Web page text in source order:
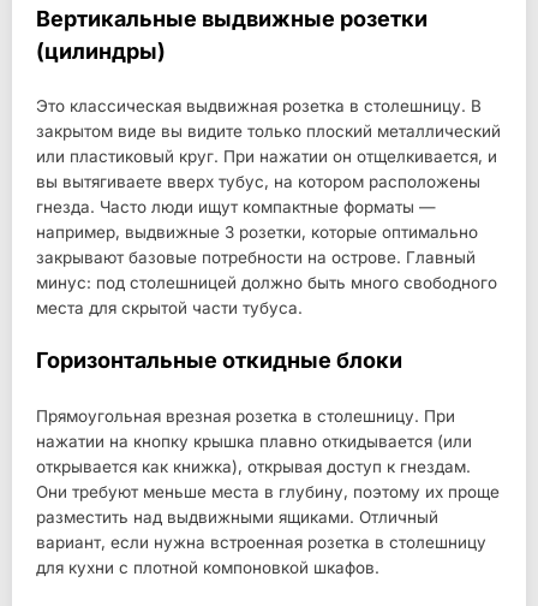
Вертикальные выдвижные розетки
(цилиндры)
Это классическая выдвижная розетка в столешницу. В
закрытом виде вы видите только плоский металлический
или пластиковый круг. При нажатии он отщелкивается, и
вы вытягиваете вверх тубус, на котором расположены
гнезда. Часто люди ищут компактные форматы —
например, выдвижные 3 розетки, которые оптимально
закрывают базовые потребности на острове. Главный
минус: под столешницей должно быть много свободного
места для скрытой части тубуса.
Горизонтальные откидные блоки
Прямоугольная врезная розетка в столешницу. При
нажатии на кнопку крышка плавно откидывается (или
открывается как книжка), открывая доступ к гнездам.
Они требуют меньше места в глубину, поэтому их проще
разместить над выдвижными ящиками. Отличный
вариант, если нужна встроенная розетка в столешницу
для кухни с плотной компоновкой шкафов.